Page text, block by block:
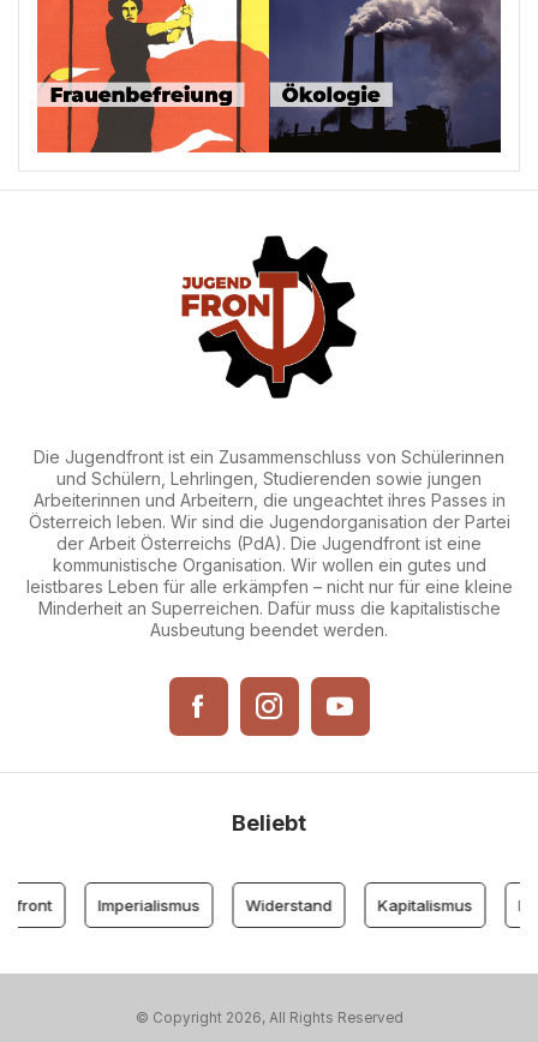
Die Jugendfront ist ein Zusammenschluss von Schülerinnen
und Schülern, Lehrlingen, Studierenden sowie jungen
Arbeiterinnen und Arbeitern, die ungeachtet ihres Passes in
Österreich leben. Wir sind die Jugendorganisation der Partei
der Arbeit Österreichs (PdA). Die Jugendfront ist eine
kommunistische Organisation. Wir wollen ein gutes und
leistbares Leben für alle erkämpfen – nicht nur für eine kleine
Minderheit an Superreichen. Dafür muss die kapitalistische
Ausbeutung beendet werden.
Beliebt
Imperialismus Widerstand Kapitalismus
© Copyright 2026, All Rights Reserved